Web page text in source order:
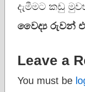
දැමීමට කඩු
වෛද් රුවන්
Leave a
You must be